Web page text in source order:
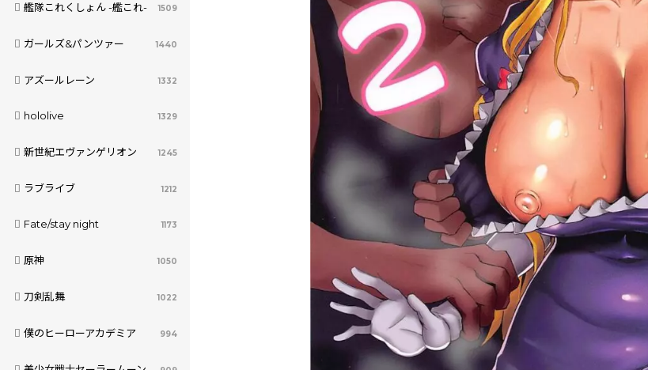
艦隊これくしょん -艦これ- 1509
ガールズ&パンツァー 1440
アズールレーン 1332
hololive 1329
新世紀エヴァンゲリオン 1245
ラブライブ 1212
Fate/stay night 1173
原神 1050
刀剣乱舞 1022
僕のヒーローアカデミア 994